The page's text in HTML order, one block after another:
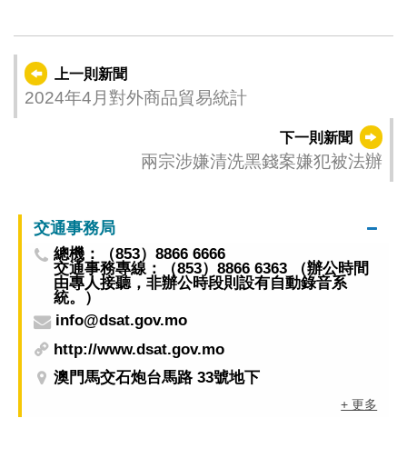
上一則新聞
2024年4月對外商品貿易統計
下一則新聞
兩宗涉嫌清洗黑錢案嫌犯被法辦
交通事務局
總機：（853）8866 6666
交通事務專線：（853）8866 6363 （辦公時間
由專人接聽，非辦公時段則設有自動錄音系
統。）
info@dsat.gov.mo
http://www.dsat.gov.mo
澳門馬交石炮台馬路 33號地下
+ 更多